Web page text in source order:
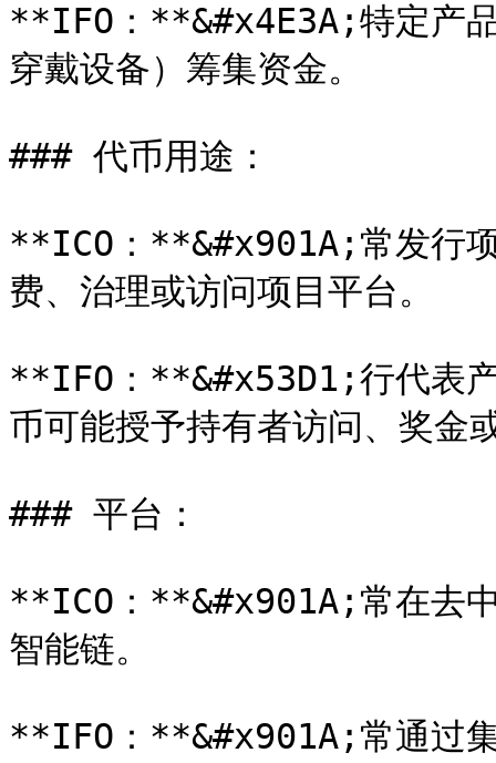
**IFO：**&#x4E3A;特定产
穿戴设备）筹集资金。
### 代币用途：
**ICO：**&#x901A;常发行
费、治理或访问项目平台。
**IFO：**&#x53D1;行代表产
币可能授予持有者访问、奖金
### 平台：
**ICO：**&#x901A;常在去
智能链。
**IFO：**&#x901A;常通过